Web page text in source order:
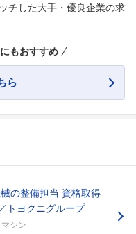
チした大手・優良企業の求
もおすすめ
ら
の整備担当 資格取得
トヨクニグループ
シン